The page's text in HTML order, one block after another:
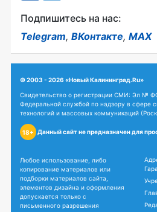
Подпишитесь на нас:
Telegram, ВКонтакте, MAX
© 2003 - 2026 «Новый Калининград.Ru»
Свидетельство о регистрации СМИ: Эл №
Федеральной службой по надзору в сфере
технологий и массовых коммуникаций
18+ Данный сайт не предназначен для
Любое использование, либо
копирование материалов или
подборки материалов сайта,
элементов дизайна и оформления
допускается только с
письменного разрешения